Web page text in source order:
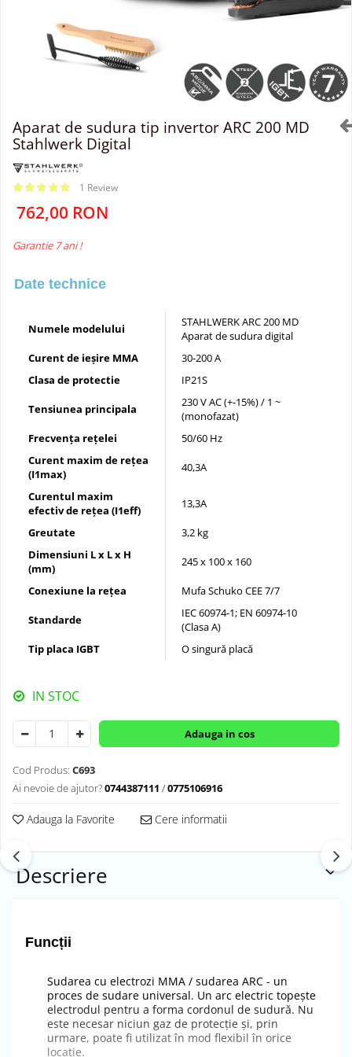
Aparat de sudura tip invertor ARC 200 MD
Stahlwerk Digital
1 Review
762,00 RON
Garantie 7 ani !
Date technice
Numele modelului
STAHLWERK ARC 200 MD
Aparat de sudura digital
Curent de ieșire MMA
30-200 A
Clasa de protectie
IP21S
Tensiunea principala
230 V AC (+-15%) / 1 ~
(monofazat)
Frecvența rețelei
50/60 Hz
Curent maxim de rețea
(I1max)
40,3A
Curentul maxim
efectiv de rețea (I1eff)
13,3A
Greutate
3,2 kg
Dimensiuni L x L x H
(mm)
245 x 100 x 160
Conexiune la rețea Mufa Schuko CEE 7/7
Standarde
IEC 60974-1; EN 60974-10
(Clasa A)
Tip placa IGBT
O singură placă
IN STOC
Adauga in cos
Cod Produs: C693
Ai nevoie de ajutor?0744387111 /0775106916
Adauga la Favorite Cere informatii
Descriere
Funcții
Sudarea cu electrozi MMA / sudarea ARC - un
proces de sudare universal. Un arc electric topește
electrodul pentru a forma cordonul de sudură. Nu
este necesar niciun gaz de protecție și, prin
urmare, poate fi utilizat în mod flexibil în orice
locație.